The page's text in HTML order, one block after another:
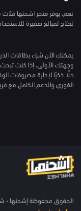
نعم، يوفر متجر اشحنها
تحتاج لمبالغ صغيرة
يمكنك الآن شراء بطاقات
وجهتك الأولى، إذا كنت
حلًّا ذكيًا لإدارة مصروفات
الفوري والدعم الكامل مع
الحقوق محفوظة إشحنها -